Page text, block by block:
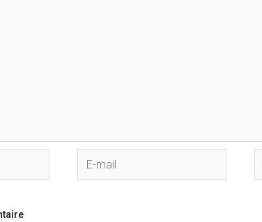
mail